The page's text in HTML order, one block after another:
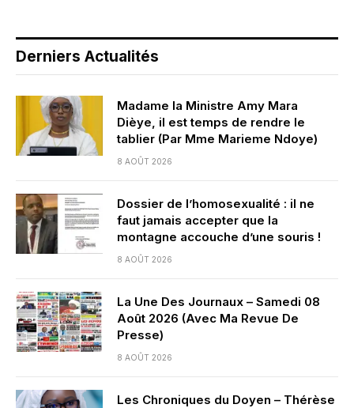
Derniers Actualités
Madame la Ministre Amy Mara
Dièye, il est temps de rendre le
tablier (Par Mme Marieme Ndoye)
8 AOÛT 2026
Dossier de l’homosexualité : il ne
faut jamais accepter que la
montagne accouche d’une souris !
8 AOÛT 2026
La Une Des Journaux – Samedi 08
Août 2026 (Avec Ma Revue De
Presse)
8 AOÛT 2026
Les Chroniques du Doyen – Thérèse